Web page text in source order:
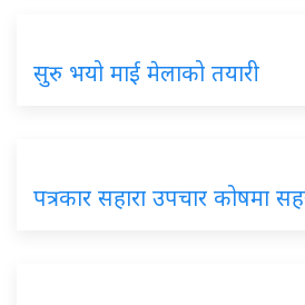
सुरु भयो माई मेलाको तयारी
पत्रकार सहारा उपचार कोषमा